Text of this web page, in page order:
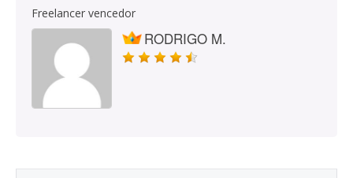
Freelancer vencedor
RODRIGO M.